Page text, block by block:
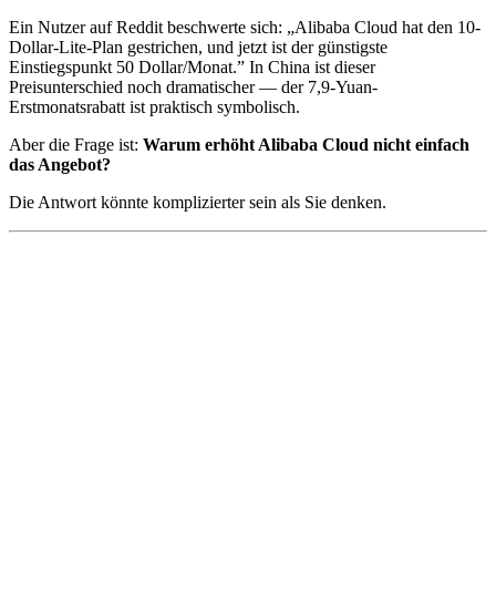
Ein Nutzer auf Reddit beschwerte sich: „Alibaba Cloud hat den 10-
Dollar-Lite-Plan gestrichen, und jetzt ist der günstigste
Einstiegspunkt 50 Dollar/Monat.” In China ist dieser
Preisunterschied noch dramatischer — der 7,9-Yuan-
Erstmonatsrabatt ist praktisch symbolisch.
Aber die Frage ist: Warum erhöht Alibaba Cloud nicht einfach
das Angebot?
Die Antwort könnte komplizierter sein als Sie denken.